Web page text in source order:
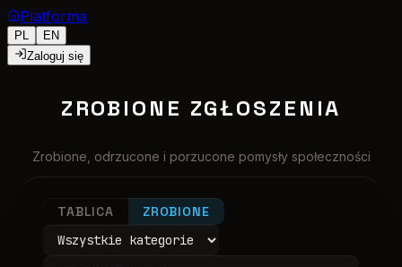
Platforma
PL
EN
Zaloguj się
ZROBIONE ZGŁOSZENIA
Zrobione, odrzucone i porzucone pomysły społeczności
TABLICA ZROBIONE